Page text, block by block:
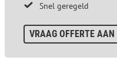
Snel geregeld
VRAAG OFFERTE AAN